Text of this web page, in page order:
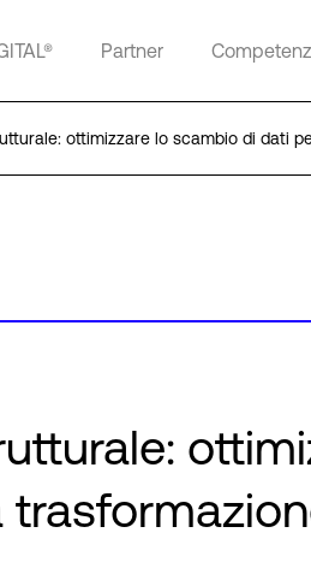
Partner
ottimizzare lo scambio di dati